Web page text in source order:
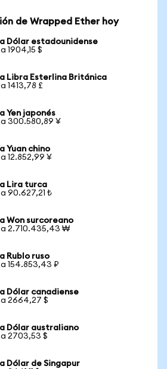
de Wrapped Ether hoy
Dólar estadounidense
1904,15 $
Libra Esterlina Británica
1413,78 £
Yen japonés
a 300.580,89 ¥
Yuan chino
12.852,99 ¥
Lira turca
90.627,21 ₺
Won surcoreano
a 2.710.435,43 ₩
Rublo ruso
a 154.853,43 ₽
Dólar canadiense
a 2664,27 $
Dólar australiano
a 2703,53 $
Dólar de Singapur